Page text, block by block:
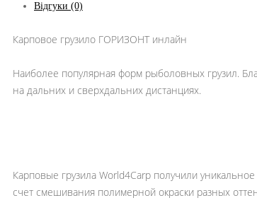
Відгуки (0)
Карповое грузило ГОРИЗОНТ инлайн
Наиболее популярная форм рыболовных грузил.
на дальних и сверхдальних дистанциях.
Карповые грузила World4Carp получили
счет смешивания полимерной окраски разных